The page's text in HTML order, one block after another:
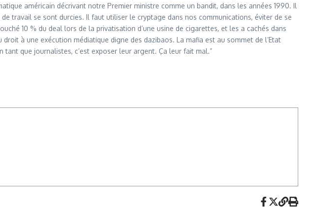
américain décrivant notre Premier ministre comme un bandit, dans les années 1990. Il
travail se sont durcies. Il faut utiliser le cryptage dans nos communications, éviter de se
10 % du deal lors de la privatisation d’une usine de cigarettes, et les a cachés dans
à une exécution médiatique digne des dazibaos. La mafia est au sommet de l’Etat
que journalistes, c’est exposer leur argent. Ça leur fait mal.”